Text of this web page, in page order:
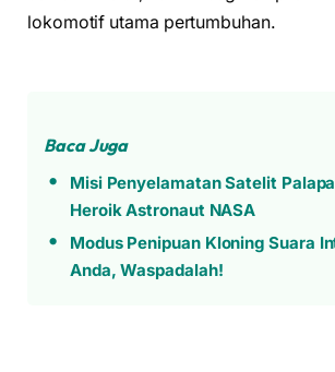
lokomotif utama pertumbuhan.
Baca Juga
Misi Penyelamatan Satelit
Heroik Astronaut NASA
Modus Penipuan Kloning Suara
Anda, Waspadalah!